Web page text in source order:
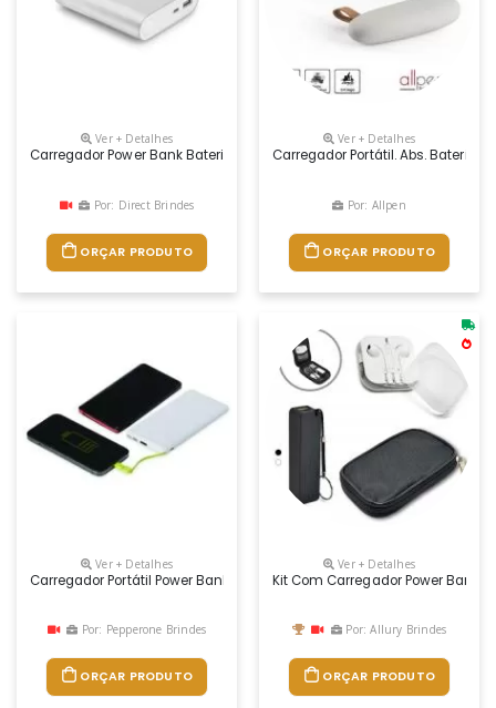
Ver + Detalhes
Carregador Power Bank Bateria 8000 Mah
Por: Direct Brindes
ORÇAR PRODUTO
Ver + Detalhes
Carregador Portátil. Abs. Bateria
Por: Allpen
ORÇAR PRODUTO
Ver + Detalhes
Carregador Portátil Power Bank 10.000mah Personalizado
Por: Pepperone Brindes
ORÇAR PRODUTO
Ver + Detalhes
Kit Com Carregador Power Bank
Por: Allury Brindes
ORÇAR PRODUTO